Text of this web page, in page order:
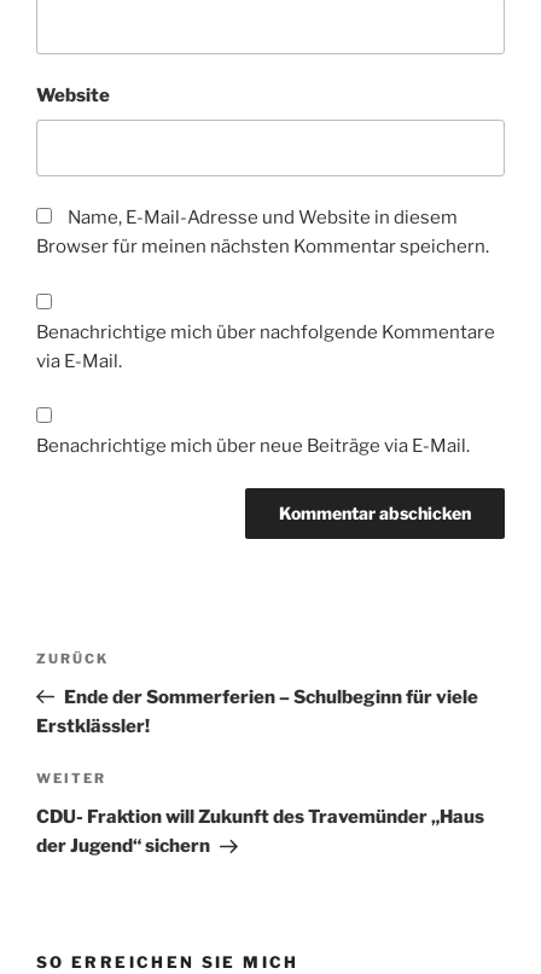
Website
Name, E-Mail-Adresse und Website in diesem
Browser für meinen nächsten Kommentar speichern.
Benachrichtige mich über nachfolgende Kommentare
via E-Mail.
Benachrichtige mich über neue Beiträge via E-Mail.
Beitragsnavigation
Vorheriger
Beitrag
ZURÜCK
Ende der Sommerferien – Schulbeginn für viele
Erstklässler!
Nächster
Beitrag
WEITER
CDU- Fraktion will Zukunft des Travemünder „Haus
der Jugend“ sichern
SO ERREICHEN SIE MICH